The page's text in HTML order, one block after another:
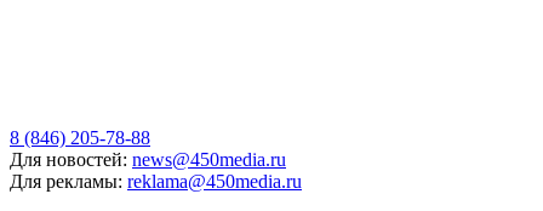
8 (846) 205-78-88
Для новостей: news@450media.ru
Для рекламы: reklama@450media.ru